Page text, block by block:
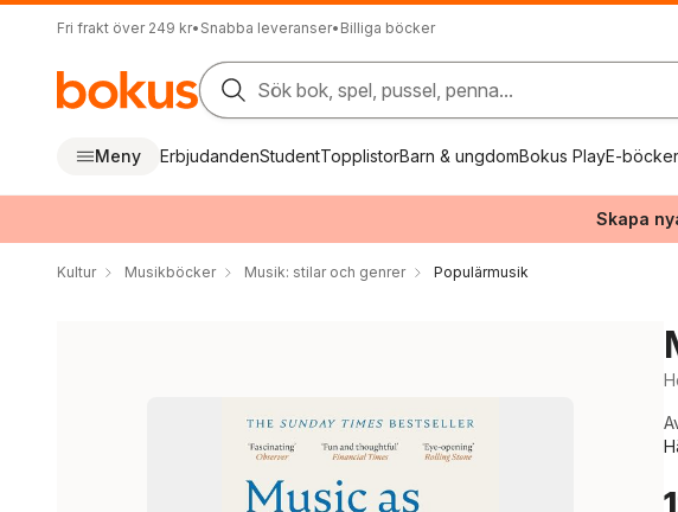
Fri frakt över 249 kr• Snabba leveranser• Billiga böcker
Sök bok, spel, pussel, penna...
Meny ErbjudandenStudentTopplistorBarn & ungdomBokus PlayE-böcker
Skapa
Kultur Musikböcker Musik: stilar och genrer Populärmusik